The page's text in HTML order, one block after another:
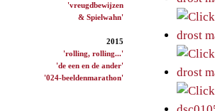
'vreugdbewijzen
& Spielwahn'
2015
'rolling, rolling...'
'de een en de ander'
'024-beeldenmarathon'